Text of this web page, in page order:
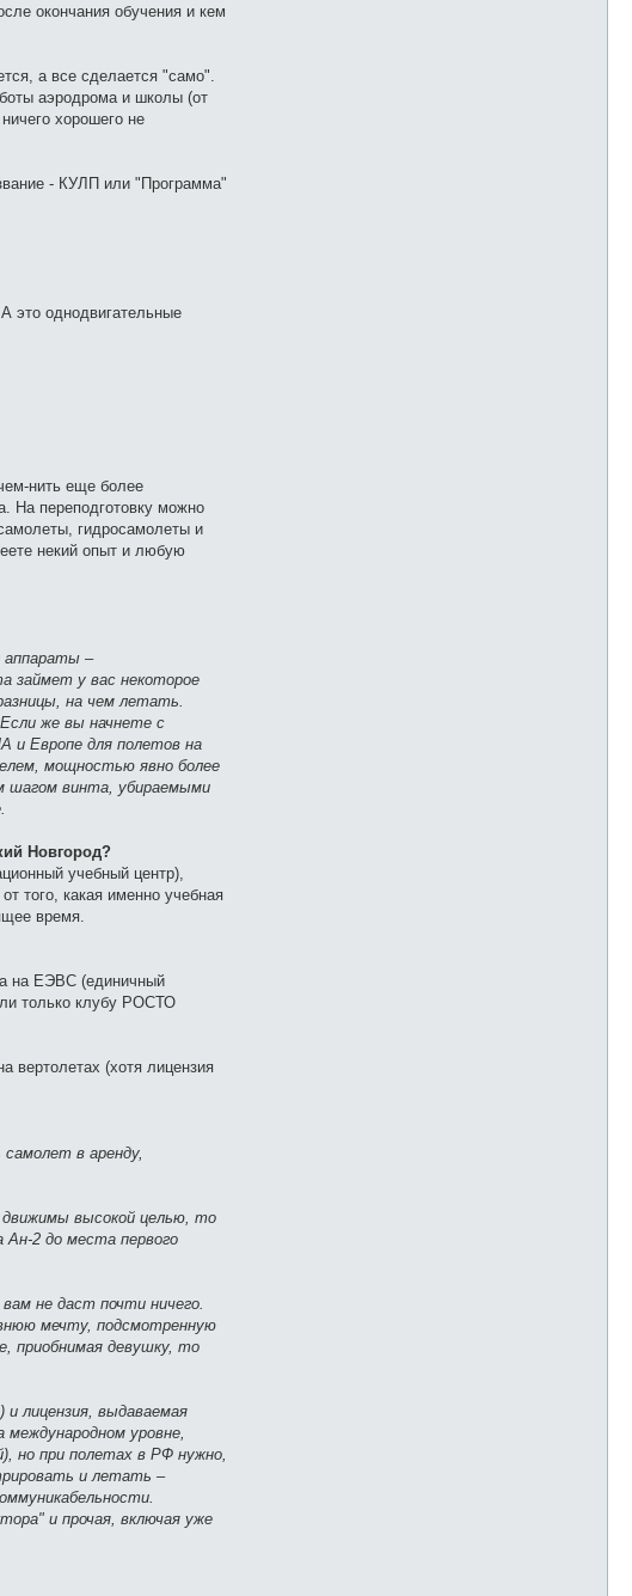
окончания обучения и кем
а все сделается "само".
аэродрома и школы (от
хорошего не
- КУЛП или "Программа"
это однодвигательные
нить еще более
На переподготовку можно
гидросамолеты и
некий опыт и любую
аппараты –
займет у вас некоторое
на чем летать.
же вы начнете с
и Европе для полетов на
мощностью явно более
шагом винта, убираемыми
Новгород?
учебный центр),
того, какая именно учебная
время.
на ЕЭВС (единичный
только клубу РОСТО
вертолетах (хотя лицензия
в аренду,
высокой целью, то
Ан-2 до места первого
не даст почти ничего.
мечту, подсмотренную
приобнимая девушку, то
лицензия, выдаваемая
уровне,
но при полетах в РФ нужно,
и летать –
и прочая, включая уже